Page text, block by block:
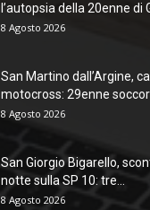
l’autopsia della 20enne di
8 Agosto 2026
San Martino dall’Argine,
motocross: 29enne
8 Agosto 2026
San Giorgio Bigarello,
notte sulla SP 10: tre...
8 Agosto 2026